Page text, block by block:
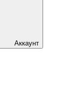
Аккаунт